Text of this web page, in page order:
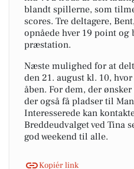
blandt spillerne, som
scores. Tre deltagere,
opnåede hver 19 point
præstation.
Næste mulighed for at
den 21. august kl. 10,
åben. For dem, der
der også få pladser til
Interesserede kan
Breddeudvalget ved Tina
god weekend til alle.
Kopiér link